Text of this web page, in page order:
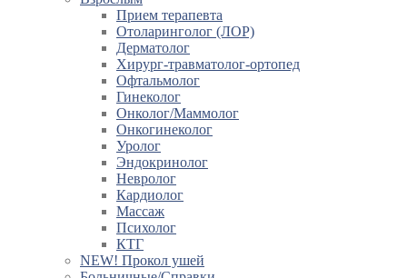
Прием терапевта
Отоларинголог (ЛОР)
Дерматолог
Хирург-травматолог-ортопед
Офтальмолог
Гинеколог
Онколог/Маммолог
Онкогинеколог
Уролог
Эндокринолог
Невролог
Кардиолог
Массаж
Психолог
КТГ
NEW! Прокол ушей